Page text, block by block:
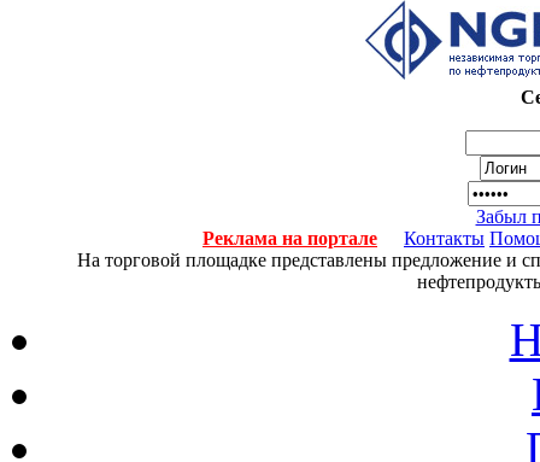
Забыл
Реклама на портале
Контакты
На торговой площадке представлены предложение и